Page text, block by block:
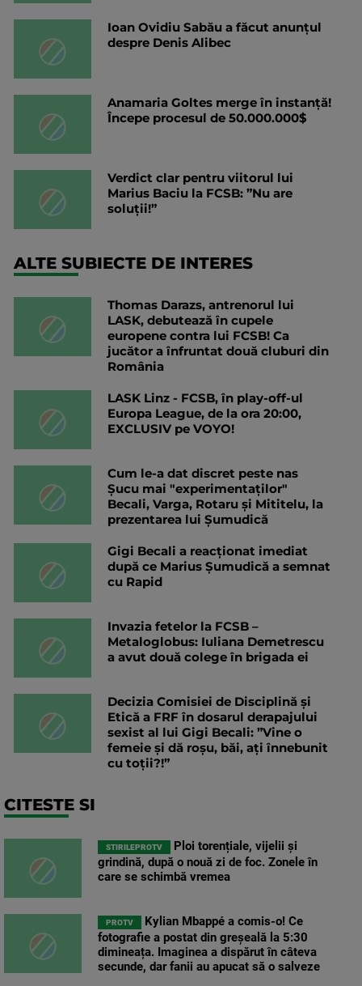
Ioan Ovidiu Sabău a făcut anunțul
despre Denis Alibec
Anamaria Goltes merge în instanță!
Începe procesul de 50.000.000$
Verdict clar pentru viitorul lui
Marius Baciu la FCSB: ”Nu are
soluții!”
ALTE SUBIECTE DE INTERES
Thomas Darazs, antrenorul lui
LASK, debutează în cupele
europene contra lui FCSB! Ca
jucător a înfruntat două cluburi din
România
LASK Linz - FCSB, în play-off-ul
Europa League, de la ora 20:00,
EXCLUSIV pe VOYO!
Cum le-a dat discret peste nas
Șucu mai "experimentaților"
Becali, Varga, Rotaru și Mititelu, la
prezentarea lui Șumudică
Gigi Becali a reacționat imediat
după ce Marius Șumudică a semnat
cu Rapid
Invazia fetelor la FCSB –
Metaloglobus: Iuliana Demetrescu
a avut două colege în brigada ei
Decizia Comisiei de Disciplină și
Etică a FRF în dosarul derapajului
sexist al lui Gigi Becali: ”Vine o
femeie și dă roșu, băi, ați înnebunit
cu toții?!”
CITESTE SI
STIRILEPROTV
Ploi torențiale, vijelii și
grindină, după o nouă zi de foc. Zonele în
care se schimbă vremea
PROTV
Kylian Mbappé a comis-o! Ce
fotografie a postat din greșeală la 5:30
dimineața. Imaginea a dispărut în câteva
secunde, dar fanii au apucat să o salveze